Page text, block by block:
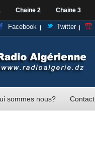
Chaine 2 Chaine 3
Facebook Twitter
sommes nous? Contact